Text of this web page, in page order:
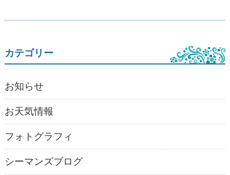
カテゴリー
お知らせ
お天気情報
フォトグラフィ
シーマンズブログ